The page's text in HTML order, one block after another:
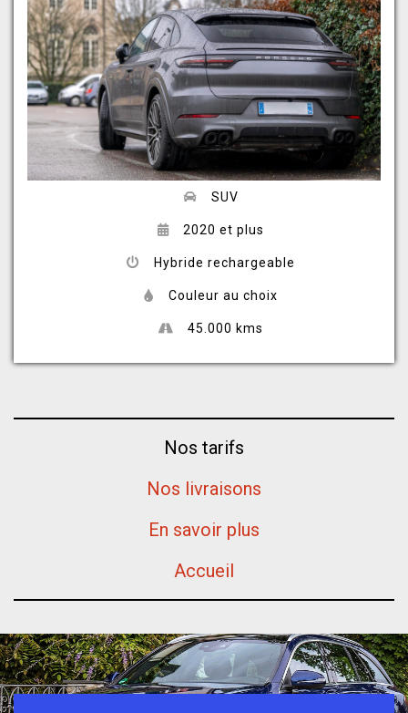
SUV
2020 et plus
Hybride rechargeable
Couleur au choix
45.000 kms
Nos tarifs
Nos livraisons
En savoir plus
Accueil